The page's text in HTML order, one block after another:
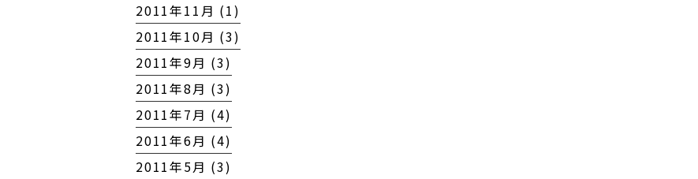
2011年11月 (1)
2011年10月 (3)
2011年9月 (3)
2011年8月 (3)
2011年7月 (4)
2011年6月 (4)
2011年5月 (3)